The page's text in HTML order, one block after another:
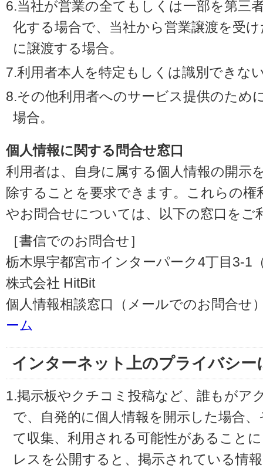
6.当社が営業の全てもしくは一部を第三
化する場合で、当社から営業譲渡を受
に譲渡する場合。
7.利用者本人を特定もしくは識別できな
8.その他利用者へのサービス提供のため
場合。
個人情報に関する問合せ窓口
利用者は、自身に属する個人情報の開示
除することを要求できます。これらの権
やお問合せについては、以下の窓口をご
［書信でのお問合せ］
栃木県宇都宮市インターパーク4丁目3-1
株式会社 HitBit
個人情報相談窓口（メールでのお問合せ
ーム
インターネット上のプライバシー
1.掲示板やクチコミ投稿など、誰もがア
で、自発的に個人情報を開示した場合
て収集、利用される可能性があること
レスを公開すると、掲示されている情